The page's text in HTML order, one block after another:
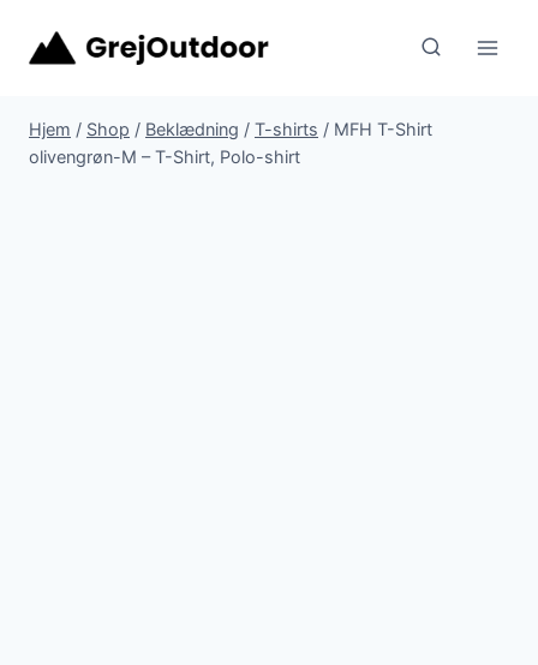
Hjem / Shop / Beklædning / T-shirts / MFH T-Shirt
olivengrøn-M – T-Shirt, Polo-shirt